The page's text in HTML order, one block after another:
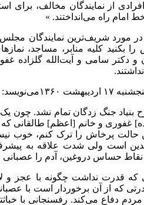
از نمایندگان مخالف، برای
امام راه می‌انداختند. »
در مورد شریف‌ترین نمایندگان
را بکنید کلیه منابر، مساجد،
و دکتر سامی و آیت‌الله گلزاده
۱۷ اردیبهشت ۱۳۶۰می‌نویسد:
جنگ‌ زدگان‌ تمام‌ نشد. چون‌ یک‌
غفوری‌ و خانم‌ [اعظم‌] طالقانی‌
حالت‌ پرخاش‌ را ترک‌ کنم‌،
است‌ ولی ‌شدت‌ علاقه‌ به‌
حساس‌ دروغین‌، آدم‌ را عصبانی‌
که قدرت نداشت چگونه با عجز و
که از آن برخوردار است با
دفاع می‌کند. رفسنجانی با